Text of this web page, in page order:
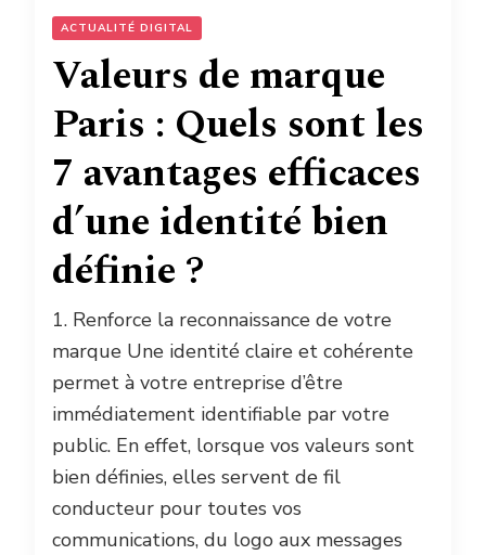
ACTUALITÉ DIGITAL
Valeurs de marque
Paris : Quels sont les
7 avantages efficaces
d’une identité bien
définie ?
1. Renforce la reconnaissance de votre
marque Une identité claire et cohérente
permet à votre entreprise d’être
immédiatement identifiable par votre
public. En effet, lorsque vos valeurs sont
bien définies, elles servent de fil
conducteur pour toutes vos
communications, du logo aux messages